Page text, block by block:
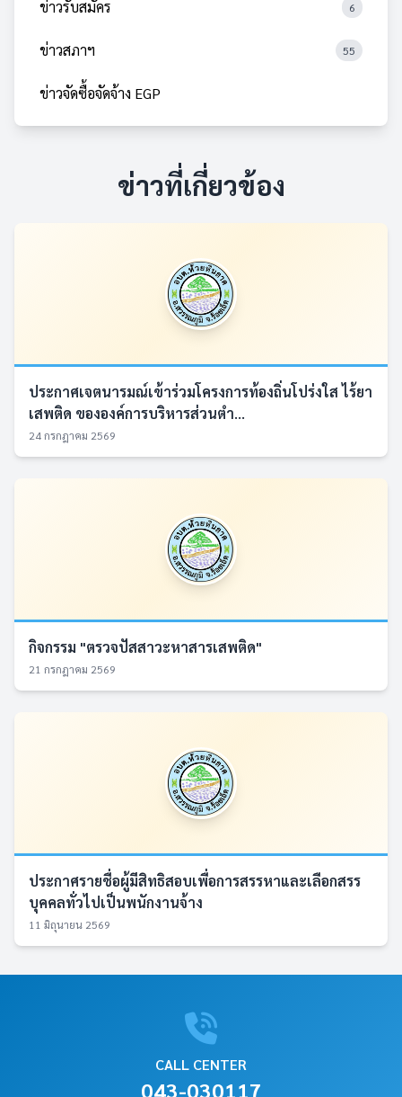
ข่าวรับสมัคร 6
ข่าวสภาฯ 55
ข่าวจัดซื้อจัดจ้าง EGP
ข่าวที่เกี่ยวข้อง
ประกาศเจตนารมณ์เข้าร่วมโครงการท้องถิ่นโปร่งใส ไร้ยา
เสพติด ขององค์การบริหารส่วนตำ...
24 กรกฎาคม 2569
กิจกรรม "ตรวจปัสสาวะหาสารเสพติด"
21 กรกฎาคม 2569
ประกาศรายชื่อผู้มีสิทธิสอบเพื่อการสรรหาและเลือกสรร
บุคคลทั่วไปเป็นพนักงานจ้าง
11 มิถุนายน 2569
CALL CENTER
043-030117